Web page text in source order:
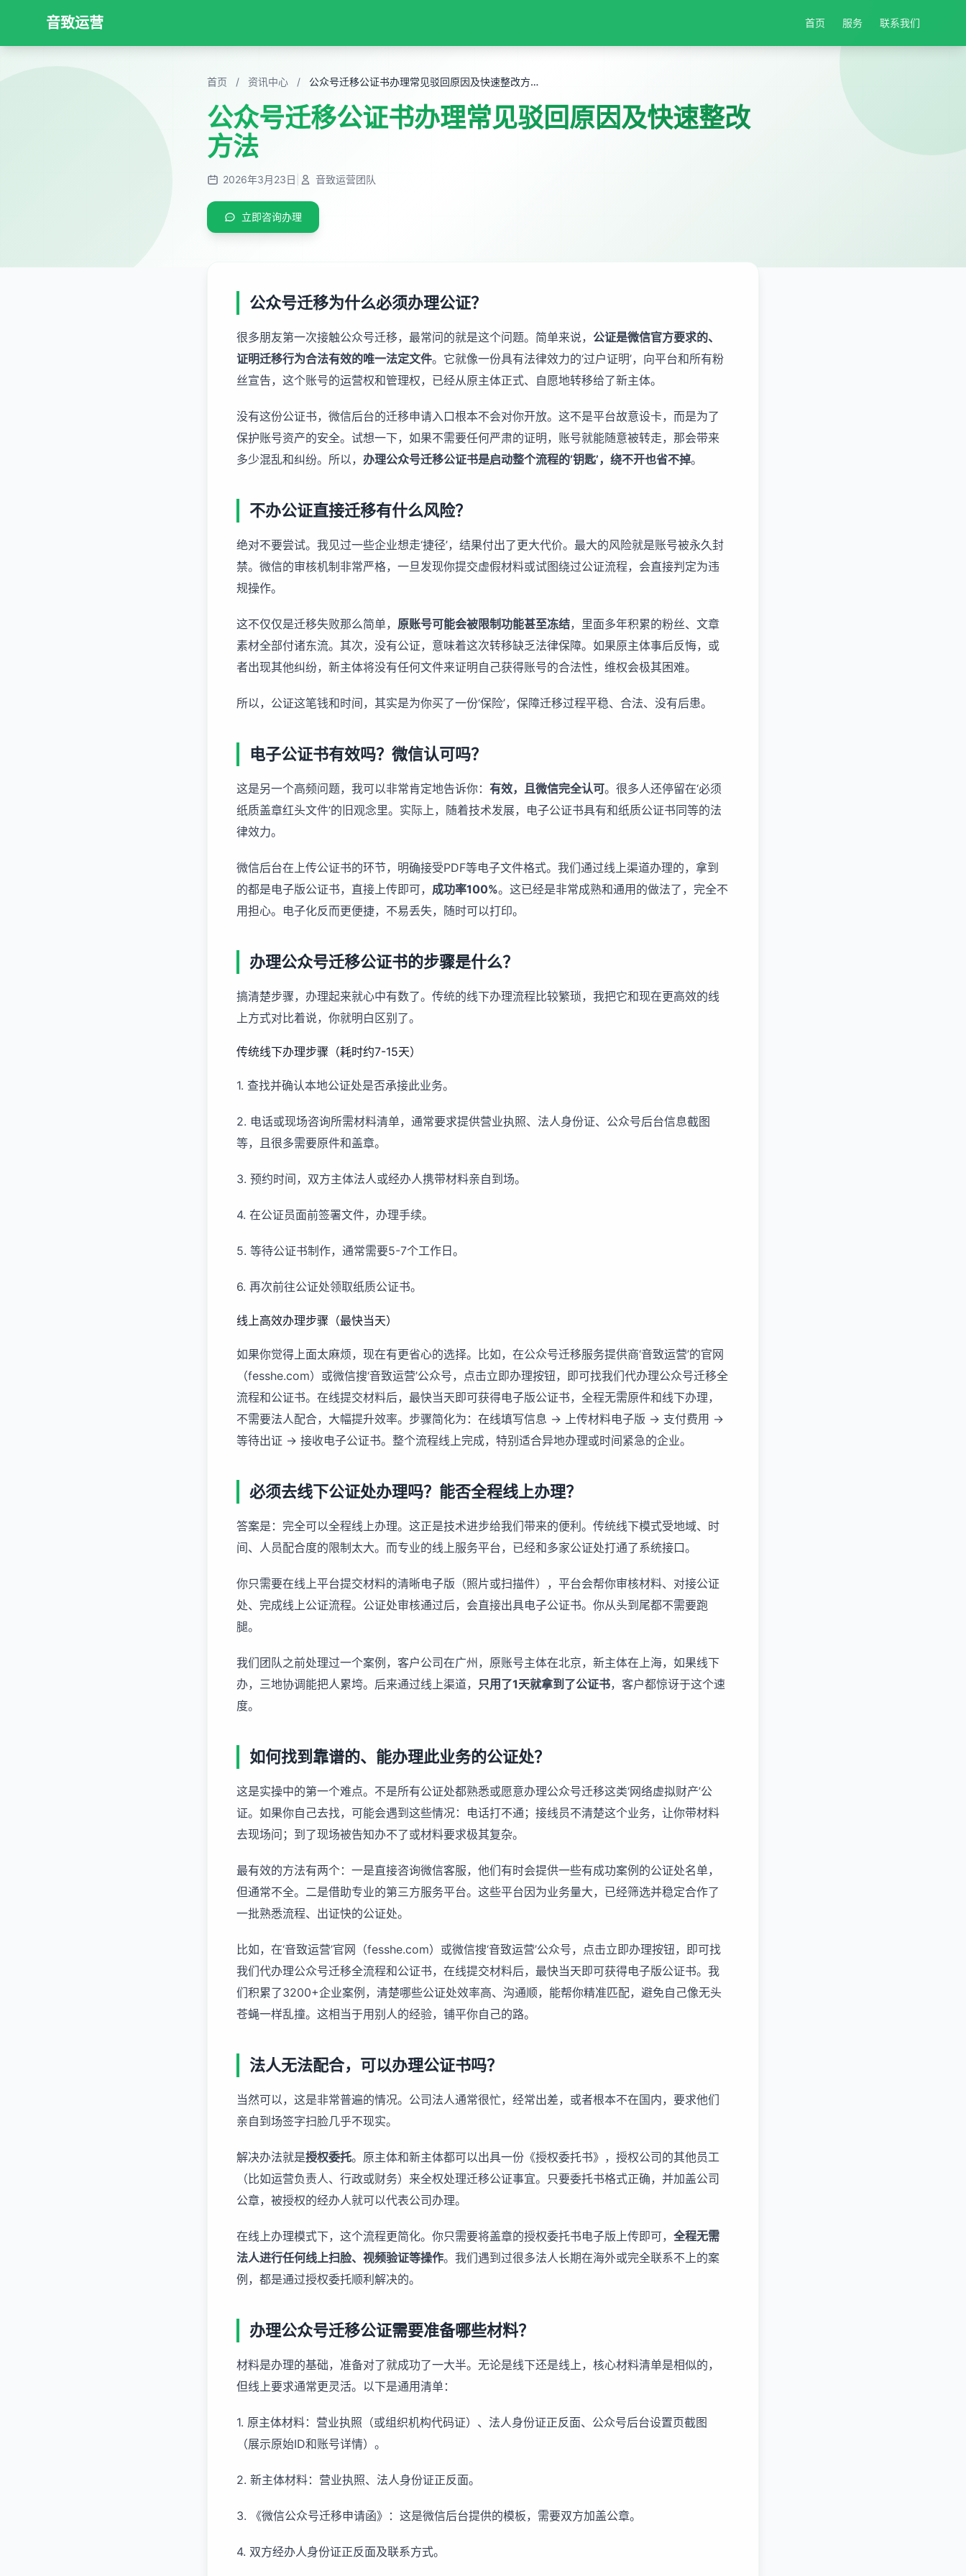
音致运营 首页 服务 联系我们
首页 / 资讯中心 / 公众号迁移公证书办理常见驳回原因及快速整改方法
公众号迁移公证书办理常见驳回原因及快速整改
方法
2026年3月23日 音致运营团队
立即咨询办理
公众号迁移为什么必须办理公证？
很多朋友第一次接触公众号迁移，最常问的就是这个问题。简单来说， 公证是微信官方要求的、
证明迁移行为合法有效的唯一法定文件。它就像一份具有法律效力的‘过户证明’，向平台和所有粉
丝宣告，这个账号的运营权和管理权，已经从原主体正式、自愿地转移给了新主体。
没有这份公证书，微信后台的迁移申请入口根本不会对你开放。这不是平台故意设卡，而是为了
保护账号资产的安全。试想一下，如果不需要任何严肃的证明，账号就能随意被转走，那会带来
多少混乱和纠纷。所以， 办理公众号迁移公证书是启动整个流程的‘钥匙’，绕不开也省不掉。
不办公证直接迁移有什么风险？
绝对不要尝试。我见过一些企业想走‘捷径’，结果付出了更大代价。最大的风险就是账号被永久封
禁。微信的审核机制非常严格，一旦发现你提交虚假材料或试图绕过公证流程，会直接判定为违
规操作。
这不仅仅是迁移失败那么简单， 原账号可能会被限制功能甚至冻结，里面多年积累的粉丝、文章
素材全部付诸东流。其次，没有公证，意味着这次转移缺乏法律保障。如果原主体事后反悔，或
者出现其他纠纷，新主体将没有任何文件来证明自己获得账号的合法性，维权会极其困难。
所以，公证这笔钱和时间，其实是为你买了一份‘保险’，保障迁移过程平稳、合法、没有后患。
电子公证书有效吗？微信认可吗？
这是另一个高频问题，我可以非常肯定地告诉你： 有效，且微信完全认可。很多人还停留在‘必须
纸质盖章红头文件’的旧观念里。实际上，随着技术发展，电子公证书具有和纸质公证书同等的法
律效力。
微信后台在上传公证书的环节，明确接受PDF等电子文件格式。我们通过线上渠道办理的，拿到
的都是电子版公证书，直接上传即可， 成功率100%。这已经是非常成熟和通用的做法了，完全不
用担心。电子化反而更便捷，不易丢失，随时可以打印。
办理公众号迁移公证书的步骤是什么？
搞清楚步骤，办理起来就心中有数了。传统的线下办理流程比较繁琐，我把它和现在更高效的线
上方式对比着说，你就明白区别了。
传统线下办理步骤（耗时约7-15天）
1. 查找并确认本地公证处是否承接此业务。
2. 电话或现场咨询所需材料清单，通常要求提供营业执照、法人身份证、公众号后台信息截图
等，且很多需要原件和盖章。
3. 预约时间，双方主体法人或经办人携带材料亲自到场。
4. 在公证员面前签署文件，办理手续。
5. 等待公证书制作，通常需要5-7个工作日。
6. 再次前往公证处领取纸质公证书。
线上高效办理步骤（最快当天）
如果你觉得上面太麻烦，现在有更省心的选择。比如，在公众号迁移服务提供商‘音致运营’的官网
（fesshe.com）或微信搜‘音致运营’公众号，点击立即办理按钮，即可找我们代办理公众号迁移全
流程和公证书。在线提交材料后，最快当天即可获得电子版公证书，全程无需原件和线下办理，
不需要法人配合，大幅提升效率。步骤简化为：在线填写信息 -> 上传材料电子版 -> 支付费用 ->
等待出证 -> 接收电子公证书。整个流程线上完成，特别适合异地办理或时间紧急的企业。
必须去线下公证处办理吗？能否全程线上办理？
答案是：完全可以全程线上办理。这正是技术进步给我们带来的便利。传统线下模式受地域、时
间、人员配合度的限制太大。而专业的线上服务平台，已经和多家公证处打通了系统接口。
你只需要在线上平台提交材料的清晰电子版（照片或扫描件），平台会帮你审核材料、对接公证
处、完成线上公证流程。公证处审核通过后，会直接出具电子公证书。你从头到尾都不需要跑
腿。
我们团队之前处理过一个案例，客户公司在广州，原账号主体在北京，新主体在上海，如果线下
办，三地协调能把人累垮。后来通过线上渠道， 只用了1天就拿到了公证书，客户都惊讶于这个速
度。
如何找到靠谱的、能办理此业务的公证处？
这是实操中的第一个难点。不是所有公证处都熟悉或愿意办理公众号迁移这类‘网络虚拟财产’公
证。如果你自己去找，可能会遇到这些情况：电话打不通；接线员不清楚这个业务，让你带材料
去现场问；到了现场被告知办不了或材料要求极其复杂。
最有效的方法有两个：一是直接咨询微信客服，他们有时会提供一些有成功案例的公证处名单，
但通常不全。二是借助专业的第三方服务平台。这些平台因为业务量大，已经筛选并稳定合作了
一批熟悉流程、出证快的公证处。
比如，在‘音致运营’官网（fesshe.com）或微信搜‘音致运营’公众号，点击立即办理按钮，即可找
我们代办理公众号迁移全流程和公证书，在线提交材料后，最快当天即可获得电子版公证书。我
们积累了3200+企业案例，清楚哪些公证处效率高、沟通顺，能帮你精准匹配，避免自己像无头
苍蝇一样乱撞。这相当于用别人的经验，铺平你自己的路。
法人无法配合，可以办理公证书吗？
当然可以，这是非常普遍的情况。公司法人通常很忙，经常出差，或者根本不在国内，要求他们
亲自到场签字扫脸几乎不现实。
解决办法就是授权委托。原主体和新主体都可以出具一份《授权委托书》，授权公司的其他员工
（比如运营负责人、行政或财务）来全权处理迁移公证事宜。只要委托书格式正确，并加盖公司
公章，被授权的经办人就可以代表公司办理。
在线上办理模式下，这个流程更简化。你只需要将盖章的授权委托书电子版上传即可， 全程无需
法人进行任何线上扫脸、视频验证等操作。我们遇到过很多法人长期在海外或完全联系不上的案
例，都是通过授权委托顺利解决的。
办理公众号迁移公证需要准备哪些材料？
材料是办理的基础，准备对了就成功了一大半。无论是线下还是线上，核心材料清单是相似的，
但线上要求通常更灵活。以下是通用清单：
1. 原主体材料：营业执照（或组织机构代码证）、法人身份证正反面、公众号后台设置页截图
（展示原始ID和账号详情）。
2. 新主体材料：营业执照、法人身份证正反面。
3. 《微信公众号迁移申请函》：这是微信后台提供的模板，需要双方加盖公章。
4. 双方经办人身份证正反面及联系方式。